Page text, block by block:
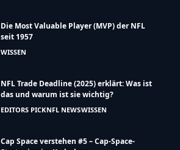
Die Most Valuable Player (MVP) der NFL
seit 1957
WISSEN
NFL Trade Deadline (2025) erklärt: Was ist
das und warum ist sie wichtig?
EDITORS PICKNFL NEWSWISSEN
Cap Space verstehen #5 – Cap-Space-